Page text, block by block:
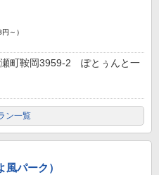
～）
町鞍岡3959-2 ぽとぅんと一
ン一覧
パーク）